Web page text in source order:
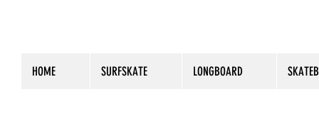
HOME SURFSKATE LONGBOARD